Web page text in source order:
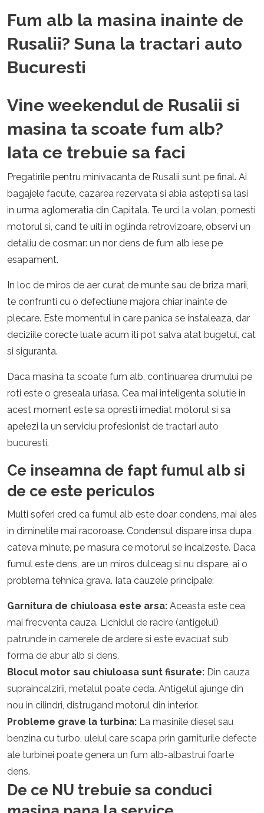
Fum alb la masina inainte de
Rusalii? Suna la tractari auto
Bucuresti
Vine weekendul de Rusalii si
masina ta scoate fum alb?
Iata ce trebuie sa faci
Pregatirile pentru minivacanta de Rusalii sunt pe final. Ai
bagajele facute, cazarea rezervata si abia astepti sa lasi
in urma aglomeratia din Capitala. Te urci la volan, pornesti
motorul si, cand te uiti in oglinda retrovizoare, observi un
detaliu de cosmar: un nor dens de fum alb iese pe
esapament.
In loc de miros de aer curat de munte sau de briza marii,
te confrunti cu o defectiune majora chiar inainte de
plecare. Este momentul in care panica se instaleaza, dar
deciziile corecte luate acum iti pot salva atat bugetul, cat
si siguranta.
Daca masina ta scoate fum alb, continuarea drumului pe
roti este o greseala uriasa. Cea mai inteligenta solutie in
acest moment este sa opresti imediat motorul si sa
apelezi la un serviciu profesionist de tractari auto
bucuresti.
Ce inseamna de fapt fumul alb si
de ce este periculos
Multi soferi cred ca fumul alb este doar condens, mai ales
in diminetile mai racoroase. Condensul dispare insa dupa
cateva minute, pe masura ce motorul se incalzeste. Daca
fumul este dens, are un miros dulceag si nu dispare, ai o
problema tehnica grava. Iata cauzele principale:
Garnitura de chiuloasa este arsa: Aceasta este cea
mai frecventa cauza. Lichidul de racire (antigelul)
patrunde in camerele de ardere si este evacuat sub
forma de abur alb si dens.
Blocul motor sau chiuloasa sunt fisurate: Din cauza
supraincalzirii, metalul poate ceda. Antigelul ajunge din
nou in cilindri, distrugand motorul din interior.
Probleme grave la turbina: La masinile diesel sau
benzina cu turbo, uleiul care scapa prin garniturile defecte
ale turbinei poate genera un fum alb-albastrui foarte
dens.
De ce NU trebuie sa conduci